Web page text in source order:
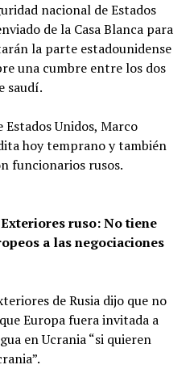
nacional de Estados
de la Casa Blanca para
la parte estadounidense
una cumbre entre los dos
saudí.
Estados Unidos, Marco
hoy temprano y también
funcionarios rusos.
ruso: No tiene
a las negociaciones
de Rusia dijo que no
Europa fuera invitada a
en Ucrania “si quieren